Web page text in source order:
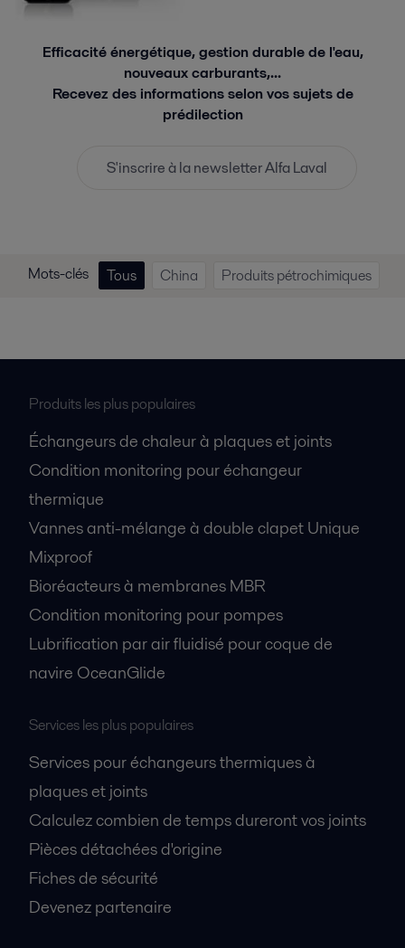
Efficacité énergétique, gestion durable de l'eau,
nouveaux carburants,...
Recevez des informations selon vos sujets de
prédilection
S'inscrire à la newsletter Alfa Laval
Mots-clés Tous China Produits pétrochimiques
Produits les plus populaires
Échangeurs de chaleur à plaques et joints
Condition monitoring pour échangeur
thermique
Vannes anti-mélange à double clapet Unique
Mixproof
Bioréacteurs à membranes MBR
Condition monitoring pour pompes
Lubrification par air fluidisé pour coque de
navire OceanGlide
Services les plus populaires
Services pour échangeurs thermiques à
plaques et joints
Calculez combien de temps dureront vos joints
Pièces détachées d'origine
Fiches de sécurité
Devenez partenaire